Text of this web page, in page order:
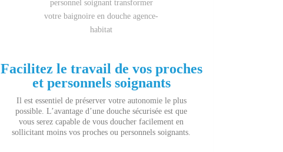
Facilitez le travail de vos proches
et personnels soignants
Il est essentiel de préserver votre autonomie le plus
possible. L’avantage d’une douche sécurisée est que
vous serez capable de vous doucher facilement en
sollicitant moins vos proches ou personnels soignants.